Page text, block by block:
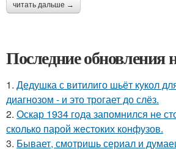
читать дальше →
Последние обновления
1. Дедушка с витилиго шьёт кукол
диагнозом - и это трогает до слёз.
2. Оскар 1934 года запомнился не
сколько парой жестоких конфузов.
3. Бывает, смотришь сериал и